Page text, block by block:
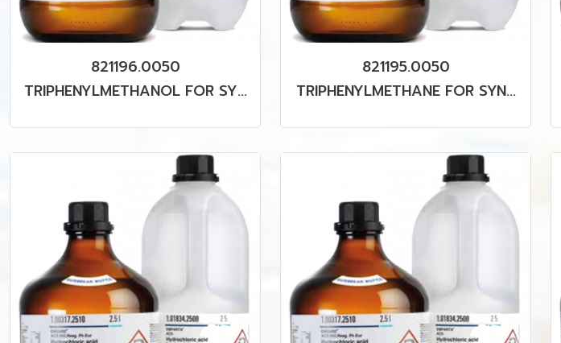
821196.0050
TRIPHENYLMETHANOL FOR SYN
821195.0050
TRIPHENYLMETHANE FOR SYNT